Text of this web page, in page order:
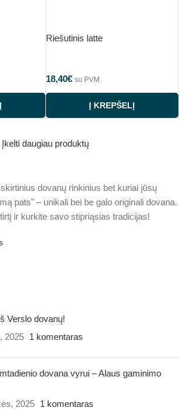
Riešutinis latte
18,40€ su PVM
Į KREPŠELĮ
Įkelti daugiau produktų
dovanų rinkinius bet kuriai jūsų
pats" – unikali bei be galo originali dovana.
ir kurkite savo stipriąsias tradicijas!
Verslo dovanų!
2025 1 komentaras
dovana vyrui – Alaus gaminimo
2025 1 komentaras